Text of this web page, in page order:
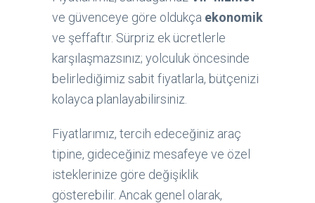
ve güvenceye göre oldukça ekonomik
ve şeffaftır. Sürpriz ek ücretlerle
karşılaşmazsınız; yolculuk öncesinde
belirlediğimiz sabit fiyatlarla, bütçenizi
kolayca planlayabilirsiniz.
Fiyatlarımız, tercih edeceğiniz araç
tipine, gideceğiniz mesafeye ve özel
isteklerinize göre değişiklik
gösterebilir. Ancak genel olarak,